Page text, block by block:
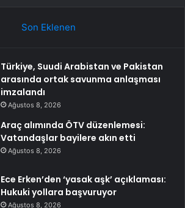
Son Eklenen
Türkiye, Suudi Arabistan ve Pakistan
arasında ortak savunma anlaşması
imzalandı
Ağustos 8, 2026
Araç alımında ÖTV düzenlemesi:
Vatandaşlar bayilere akın etti
Ağustos 8, 2026
Ece Erken’den ‘yasak aşk’ açıklaması:
Hukuki yollara başvuruyor
Ağustos 8, 2026